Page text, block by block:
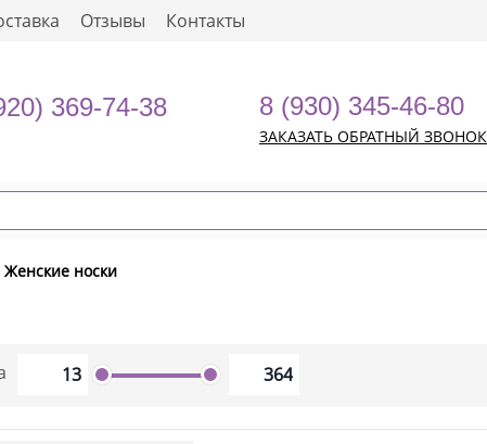
Отзывы Контакты
369-74-38 8 (930) 345-46-80
ЗАКАЗАТЬ ОБРАТНЫЙ ЗВОНОК
Женские носки